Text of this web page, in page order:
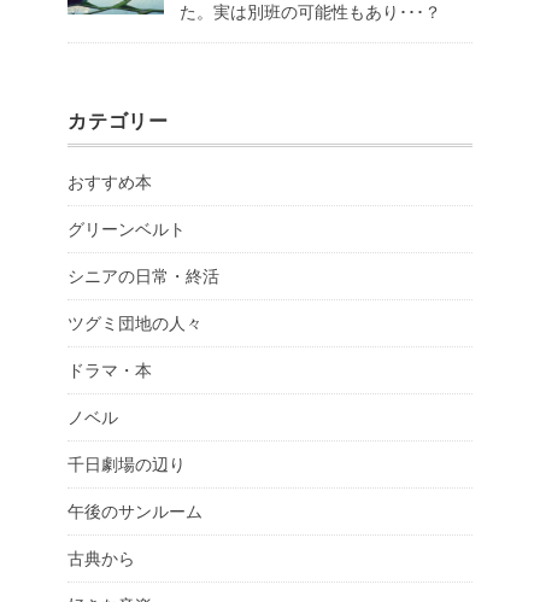
た。実は別班の可能性もあり･･･？
カテゴリー
おすすめ本
グリーンベルト
シニアの日常・終活
ツグミ団地の人々
ドラマ・本
ノベル
千日劇場の辺り
午後のサンルーム
古典から